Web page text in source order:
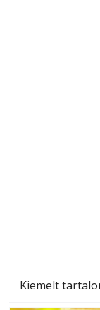
Kiemelt